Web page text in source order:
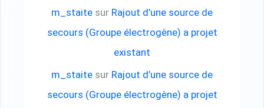
m_staite sur Rajout d’une source de
secours (Groupe électrogène) a projet
existant
m_staite sur Rajout d’une source de
secours (Groupe électrogène) a projet